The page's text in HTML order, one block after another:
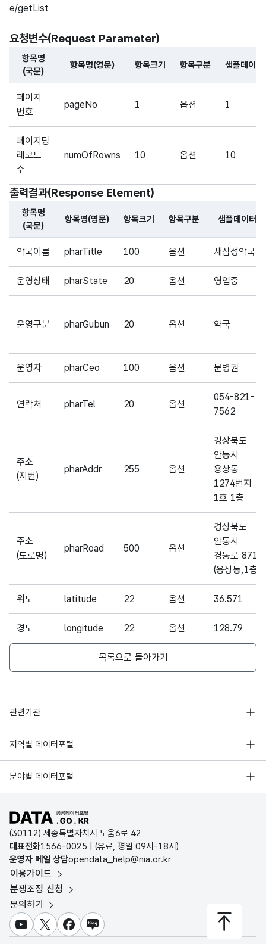
e/getList
요청변수(Request Parameter)
해당 오픈API의 요청변수(Request Parameter) 항목에 대한
항목명
(국문)
항목명(영문) 항목크기 항목구분 샘플데이터
페이지
번호
pageNo 1 옵션 1
페이지당
레코드
수
numOfRowns 10 옵션 10
출력결과(Response Element)
해당 오픈API의 출력결과(Response Element) 항목에 대한
항목명
(국문)
항목명(영문) 항목크기 항목구분 샘플데이터
약국이름 pharTitle 100 옵션 새삼성약국
운영상태 pharState 20 옵션 영업중
운영구분 pharGubun 20 옵션 약국
운영자 pharCeo 100 옵션 문병권
연락처 pharTel 20 옵션
054-821-
7562
주소
(지번)
pharAddr 255 옵션
경상북도
안동시
용상동
1274번지
1호 1층
주소
(도로명)
pharRoad 500 옵션
경상북도
안동시
경동로 871
(용상동,1층)
위도 latitude 22 옵션 36.571
경도 longitude 22 옵션 128.79
목록으로 돌아가기
관련기관
행정안전부
한국지능정보사회진흥원
국가정보자원관리원
지역별 데이터포털
서울 열린데이터광장
경기데이터드림
D-데이터허브
인천데이터포털
울산광역시 데이터포털
전남광주통합특별시 빅데이터 플랫폼
대전광역시 데이터포털
세종특별자치시 데이터포털
충청북도 데이터허브
분야별 데이터포털
기상자료개방포털
국토교통부 공간정보오픈플랫폼
환경부 환경데이터포털
문화데이터광장
농림축산식품 공공데이터포털
보건의료빅데이터개방시스템
식품의약품안전처 데이터포털
교육통계서비스
공공데이터포털 바로가기
(30112) 세종특별자치시 도움6로 42
대표전화1566-0025 | (유료, 평일 09시-18시)
운영자 메일 상담opendata_help@nia.or.kr
이용가이드
분쟁조정 신청
문의하기
유튜브X 페이스북
블로그